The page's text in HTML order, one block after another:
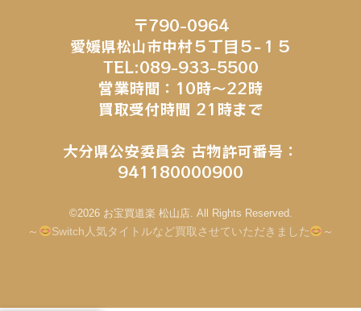
〒790-0964
愛媛県松山市中村５丁目５−１５
TEL:089-933-5500
営業時間：10時～22時
買取受付時間 21時まで
大分県公安委員会 古物許可番号：
941180000900
©2026 お宝買道楽 松山店. All Rights Reserved.
～
Switch人気タイトルなど買取させていただきました ～